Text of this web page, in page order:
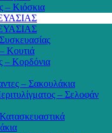
– Κιόσκια
Κουτιά
– Κορδόνια
– Σακουλάκια
– Σελοφάν